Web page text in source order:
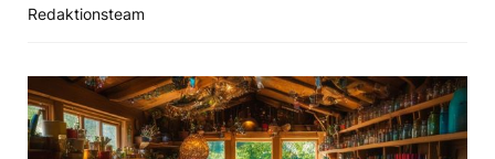
Redaktionsteam